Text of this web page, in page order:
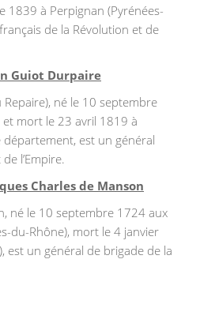
1839 à Perpignan (Pyrénées-
de la Révolution et de
Guiot Durpaire
né le 10 septembre
mort le 23 avril 1819 à
est un général
l’Empire.
Charles de Manson
né le 10 septembre 1724 aux
du-Rhône), mort le 4 janvier
est un général de brigade de la